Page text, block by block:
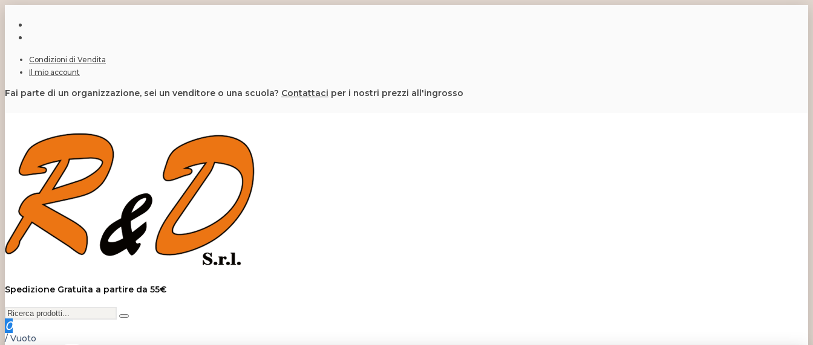
Condizioni di Vendita
Il mio account
Fai parte di un organizzazione, sei un venditore o una scuola? Contattaci per i nostri prezzi all'ingrosso
Spedizione Gratuita a partire da 55€
0
/ Vuoto